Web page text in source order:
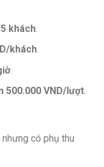
khách.
khách.
.
500.000 VND/lượt.
có phụ thu